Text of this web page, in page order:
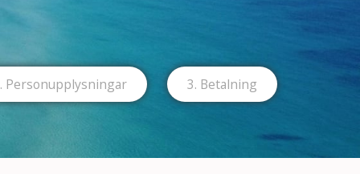
Person­upplysningar 3. Betalning